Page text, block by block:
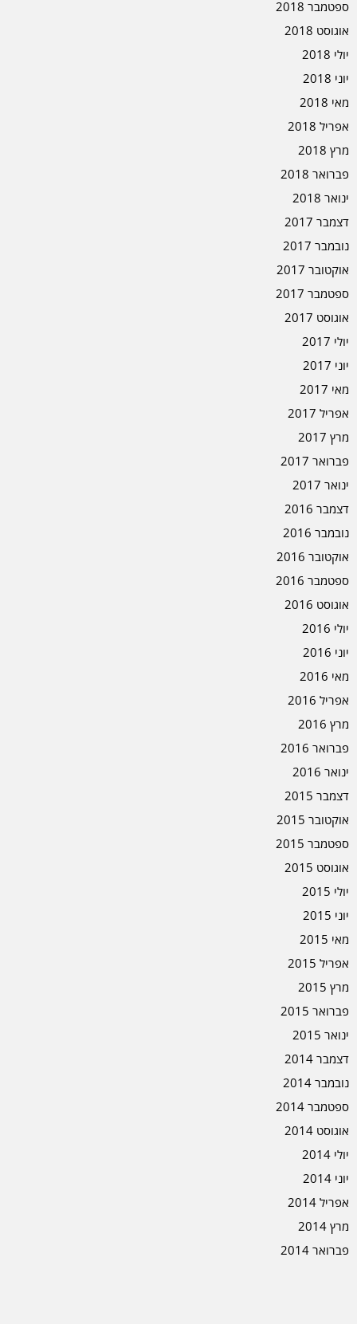
ספטמבר 2018
אוגוסט 2018
יולי 2018
יוני 2018
מאי 2018
אפריל 2018
מרץ 2018
פברואר 2018
ינואר 2018
דצמבר 2017
נובמבר 2017
אוקטובר 2017
ספטמבר 2017
אוגוסט 2017
יולי 2017
יוני 2017
מאי 2017
אפריל 2017
מרץ 2017
פברואר 2017
ינואר 2017
דצמבר 2016
נובמבר 2016
אוקטובר 2016
ספטמבר 2016
אוגוסט 2016
יולי 2016
יוני 2016
מאי 2016
אפריל 2016
מרץ 2016
פברואר 2016
ינואר 2016
דצמבר 2015
אוקטובר 2015
ספטמבר 2015
אוגוסט 2015
יולי 2015
יוני 2015
מאי 2015
אפריל 2015
מרץ 2015
פברואר 2015
ינואר 2015
דצמבר 2014
נובמבר 2014
ספטמבר 2014
אוגוסט 2014
יולי 2014
יוני 2014
אפריל 2014
מרץ 2014
פברואר 2014